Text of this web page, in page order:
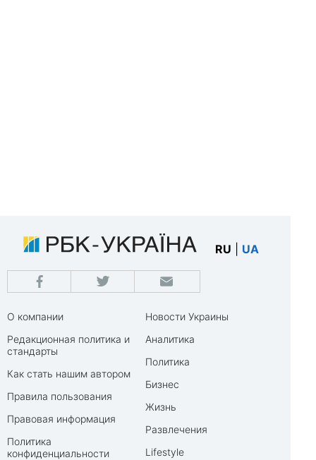
RU UA
О компании
Редакционная политика и
стандарты
Как стать нашим автором
Правила пользования
Правовая информация
Политика
конфиденциальности
Новости Украины
Аналитика
Политика
Бизнес
Жизнь
Развлечения
Lifestyle